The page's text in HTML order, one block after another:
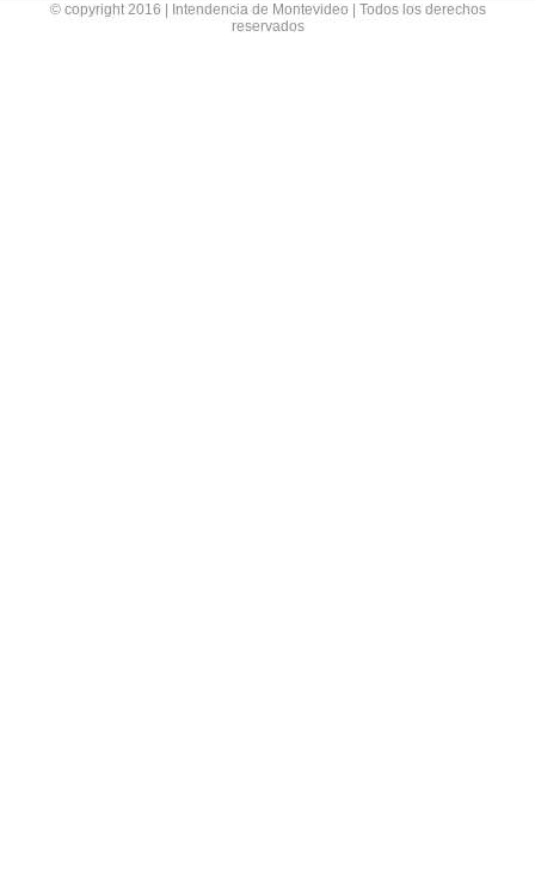
© copyright 2016 | Intendencia de Montevideo | Todos los derechos
reservados